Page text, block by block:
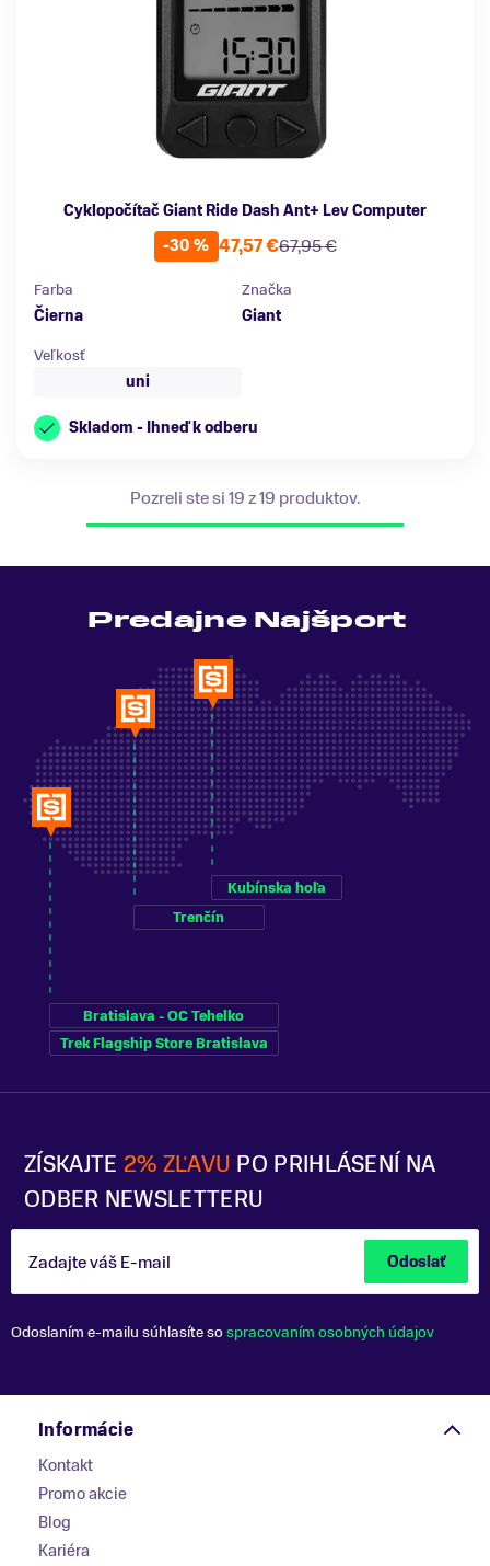
Cyklopočítač Giant Ride Dash Ant+ Lev Computer
-30 %
67,95 €
47,57 €
Farba
Čierna
Značka
Giant
Veľkosť
uni
Skladom - Ihneď k odberu
Pozreli ste si 19 z 19 produktov.
ZÍSKAJTE 2% ZĽAVU PO PRIHLÁSENÍ NA
ODBER NEWSLETTERU
Zadajte váš E-mail Odoslať
Odoslaním e-mailu súhlasíte sospracovaním osobných údajov
Predajne Najšport
Bratislava - OC Tehelko
Trek Flagship Store Bratislava
Trenčín
Kubínska hoľa
Informácie
Kontakt
Promo akcie
Blog
Kariéra